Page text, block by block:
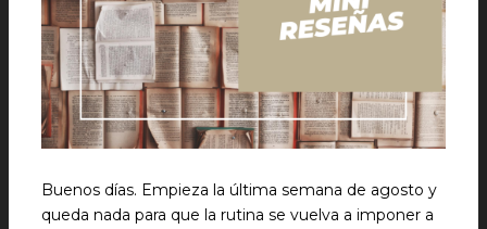
Buenos días. Empieza la última semana de agosto y
queda nada para que la rutina se vuelva a imponer a